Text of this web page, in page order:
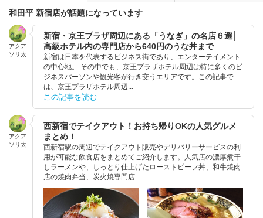
和田平 新宿店が話題になっています
アクア
ソリ太
新宿・京王プラザ周辺にある「うなぎ」の名店６選│
高級ホテル内の専門店から640円のうな丼まで
新宿は日本を代表するビジネス街であり、エンターテイメント
の中心地。 その中でも、京王プラザホテル周辺は特に多くのビ
ジネスパーソンや観光客が行き交うエリアです。この記事で
は、京王プラザホテル周辺...
この記事を読む
アクア
ソリ太
西新宿でテイクアウト！お持ち帰りOKの人気グルメ
まとめ！
西新宿駅の周辺でテイクアウト販売やデリバリーサービスの利
用が可能な飲食店をまとめてご紹介します。人気店の濃厚煮干
しラーメンや、しっとり仕上げたローストビーフ丼、和牛焼肉
店の焼肉弁当、炭火焼専門店...